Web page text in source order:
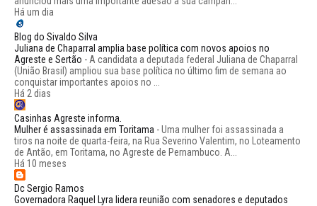
Há um dia
Blog do Sivaldo Silva
Juliana de Chaparral amplia base política com novos apoios no
Agreste e Sertão - A candidata a deputada federal Juliana de Chaparral
(União Brasil) ampliou sua base política no último fim de semana ao
conquistar importantes apoios no ...
Há 2 dias
Casinhas Agreste informa.
Mulher é assassinada em Toritama -Uma mulher foi assassinada a
tiros na noite de quarta-feira, na Rua Severino Valentim, no Loteamento
de Antão, em Toritama, no Agreste de Pernambuco. A...
Há 10 meses
Dc Sergio Ramos
Governadora Raquel Lyra lidera reunião com senadores e deputados